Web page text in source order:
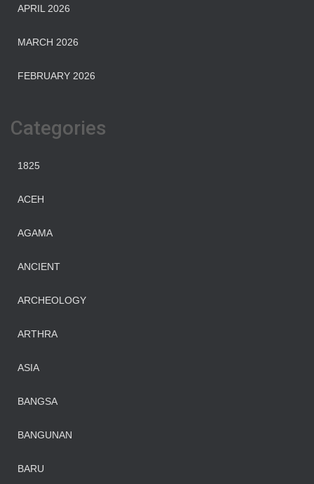
APRIL 2026
MARCH 2026
FEBRUARY 2026
Categories
1825
ACEH
AGAMA
ANCIENT
ARCHEOLOGY
ARTHRA
ASIA
BANGSA
BANGUNAN
BARU